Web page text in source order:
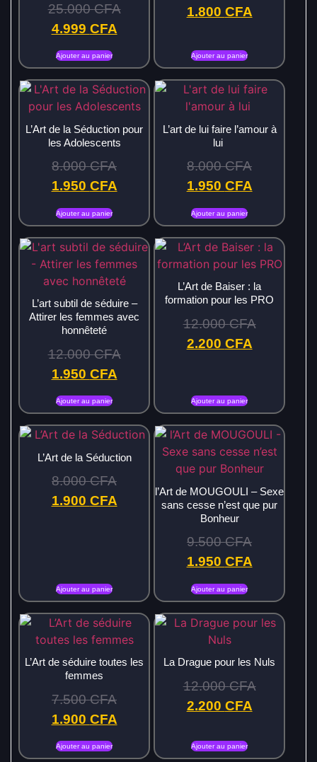
25.000CFA
4.999 CFA
Ajouter au panier
1.800 CFA
Ajouter au panier
L’Art de la Séduction pour
les Adolescents
8.000CFA
1.950 CFA
Ajouter au panier
L’art de lui faire l’amour à
lui
8.000CFA
1.950 CFA
Ajouter au panier
L’art subtil de séduire –
Attirer les femmes avec
honnêteté
12.000CFA
1.950 CFA
Ajouter au panier
L’Art de Baiser : la
formation pour les PRO
12.000CFA
2.200 CFA
Ajouter au panier
L’Art de la Séduction
8.000CFA
1.900 CFA
Ajouter au panier
l’Art de MOUGOULI – Sexe
sans cesse n’est que pur
Bonheur
9.500CFA
1.950 CFA
Ajouter au panier
L’Art de séduire toutes les
femmes
7.500CFA
1.900 CFA
Ajouter au panier
La Drague pour les Nuls
12.000CFA
2.200 CFA
Ajouter au panier